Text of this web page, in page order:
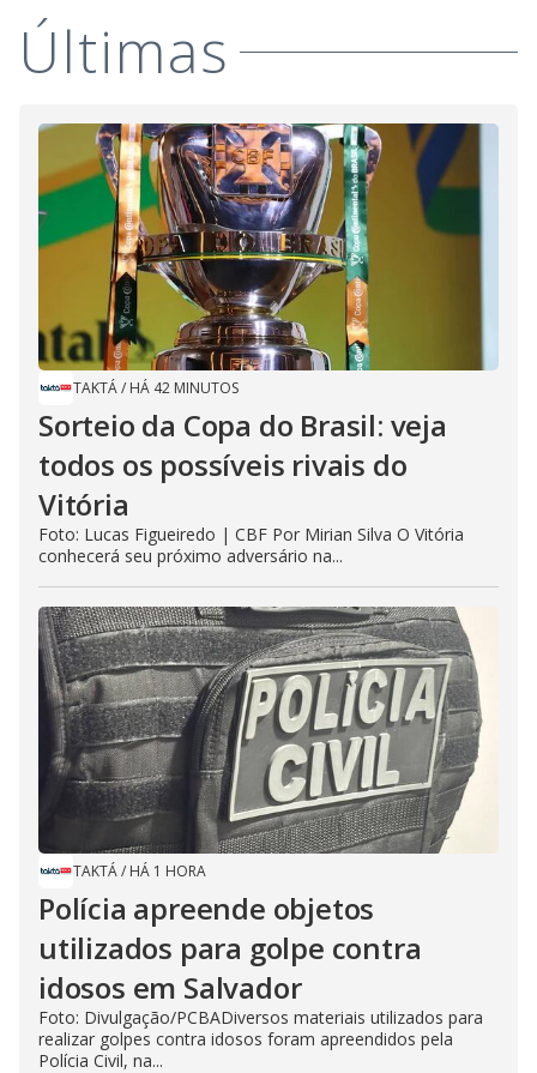
Últimas
TAKTÁ/ HÁ 42 MINUTOS
Sorteio da Copa do Brasil: veja
todos os possíveis rivais do
Vitória
Foto: Lucas Figueiredo | CBF Por Mirian Silva O Vitória
conhecerá seu próximo adversário na...
TAKTÁ/ HÁ 1 HORA
Polícia apreende objetos
utilizados para golpe contra
idosos em Salvador
Foto: Divulgação/PCBADiversos materiais utilizados para
realizar golpes contra idosos foram apreendidos pela
Polícia Civil, na...